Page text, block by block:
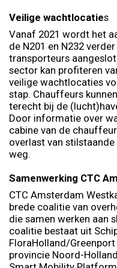
Veilige wachtlocaties
Vanaf 2021 wordt het
de N201 en N232
transporteurs
sector kan profiteren
veilige wachtlocaties
stap. Chauffeurs
terecht bij de
Door informatie over
cabine van de
overlast van
weg.
Samenwerking CTC
CTC Amsterdam
brede coalitie van
die samen werken aan
coalitie bestaat uit
FloraHolland/
provincie Noord-